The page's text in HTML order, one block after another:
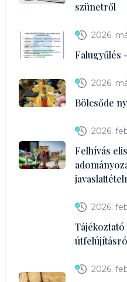
szünetről
2026.
Falugyűlés
2026.
Bölcsőde
2026.
Felhívás
2026.
2026.